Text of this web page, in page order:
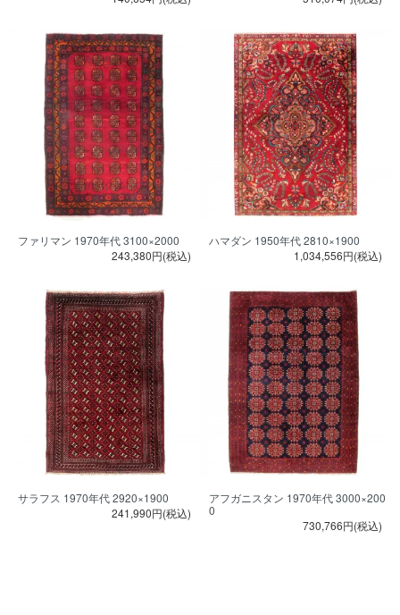
ファリマン 1970年代 3100×2000
243,380円(税込)
ハマダン 1950年代 2810×1900
1,034,556円(税込)
サラフス 1970年代 2920×1900
241,990円(税込)
アフガニスタン 1970年代 3000×200
0
730,766円(税込)